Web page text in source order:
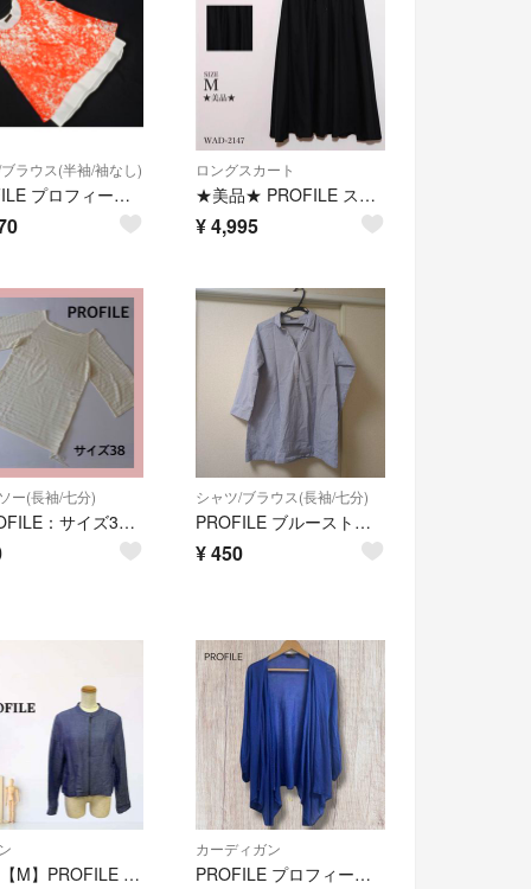
ラウス(半袖/袖なし)
PROFILE プロフィール フェイクレイヤード ノースリーブ ブラウス シャツ size38/白ｘ赤 ■◆ レディース
ロングスカート
★美品★ PROFILE スカート ロング丈 フレア 無地 ウエストゴム 美脚
¥4,995
ー(長袖/七分)
＊PROFILE：サイズ38：オフホワイト色の七分袖カットソー：ロールアップ袖＊
シャツ/ブラウス(長袖/七分)
PROFILE ブルーストライプシャツ
¥450
zk431【M】PROFILE ブルゾン ジップアップ 麻混 日本製
カーディガン
PROFILE プロフィール ドレープカーディガン ブルー 羽織り 薄手